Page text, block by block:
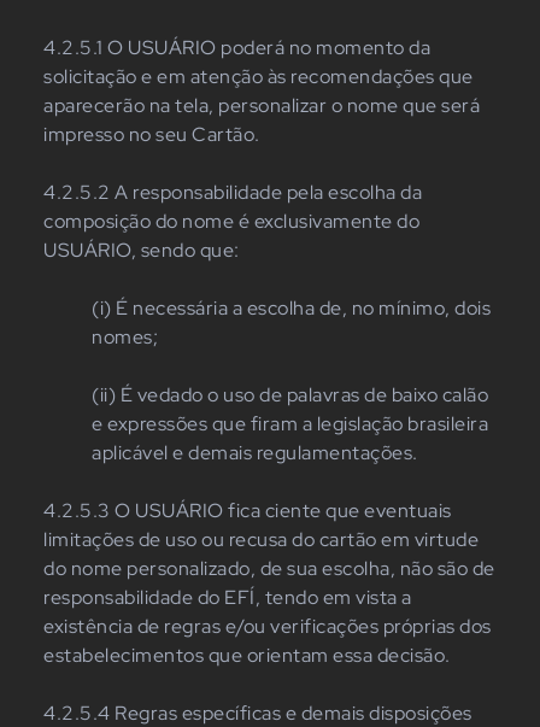
4.2.5.1 O USUÁRIO poderá no momento da
solicitação e em atenção às recomendações que
aparecerão na tela, personalizar o nome que será
impresso no seu Cartão.
4.2.5.2 A responsabilidade pela escolha da
composição do nome é exclusivamente do
USUÁRIO, sendo que:
(i) É necessária a escolha de, no mínimo, dois
nomes;
(ii) É vedado o uso de palavras de baixo calão
e expressões que firam a legislação brasileira
aplicável e demais regulamentações.
4.2.5.3 O USUÁRIO fica ciente que eventuais
limitações de uso ou recusa do cartão em virtude
do nome personalizado, de sua escolha, não são de
responsabilidade do EFÍ, tendo em vista a
existência de regras e/ou verificações próprias dos
estabelecimentos que orientam essa decisão.
4.2.5.4 Regras específicas e demais disposições